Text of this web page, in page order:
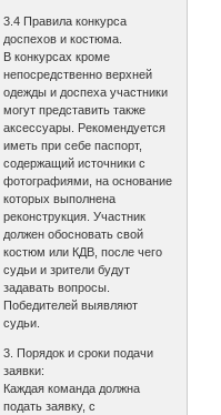
3.4 Правила конкурса
доспехов и костюма.
В конкурсах кроме
непосредственно верхней
одежды и доспеха участники
могут представить также
аксессуары. Рекомендуется
иметь при себе паспорт,
содержащий источники с
фотографиями, на основание
которых выполнена
реконструкция. Участник
должен обосновать свой
костюм или КДВ, после чего
судьи и зрители будут
задавать вопросы.
Победителей выявляют
судьи.
3. Порядок и сроки подачи
заявки:
Каждая команда должна
подать заявку, с